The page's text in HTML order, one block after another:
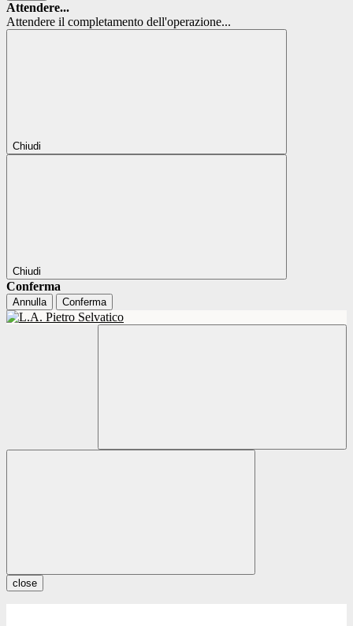
Attendere...
Attendere il completamento dell'operazione...
Chiudi
Chiudi
Conferma
Annulla Conferma
close